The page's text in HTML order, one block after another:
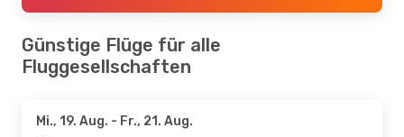
Günstige Flüge für alle
Fluggesellschaften
Mi., 19. Aug. - Fr., 21. Aug.